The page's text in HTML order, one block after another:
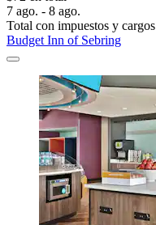
7 ago. - 8 ago.
Total con impuestos y cargos
Budget Inn of Sebring